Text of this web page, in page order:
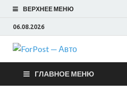
ВЕРХНЕЕ МЕНЮ
06.08.2026
ГЛАВНОЕ МЕНЮ